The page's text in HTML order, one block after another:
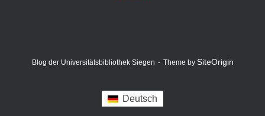
Blog der Universitätsbibliothek Siegen Theme by SiteOrigin
Deutsch